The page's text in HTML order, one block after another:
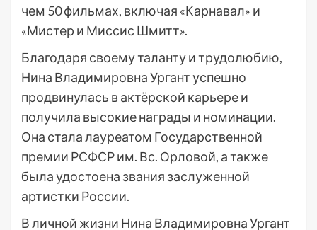
чем 50 фильмах, включая «Карнавал» и
«Мистер и Миссис Шмитт».
Благодаря своему таланту и трудолюбию,
Нина Владимировна Ургант успешно
продвинулась в актёрской карьере и
получила высокие награды и номинации.
Она стала лауреатом Государственной
премии РСФСР им. Вс. Орловой, а также
была удостоена звания заслуженной
артистки России.
В личной жизни Нина Владимировна Ургант